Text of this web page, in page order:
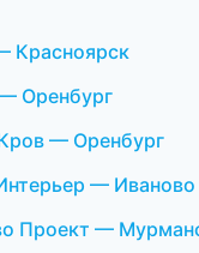
Красноярск
Оренбург
— Оренбург
— Иваново
Проект —